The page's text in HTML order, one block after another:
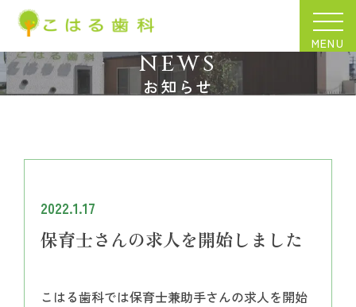
MENU
お知らせ
NEWS
2022.1.17
保育士さんの求人を開始しました
こはる歯科では保育士兼助手さんの求人を開始